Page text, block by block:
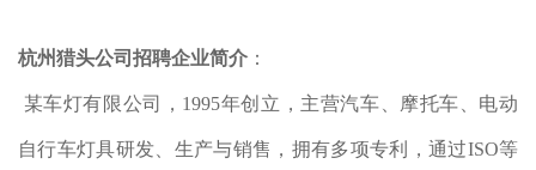
杭州猎头公司招聘企业简介 ：
某车灯有限公司，1995年创立，主营汽车、摩托车、电动
自行车灯具研发、生产与销售，拥有多项专利，通过ISO等